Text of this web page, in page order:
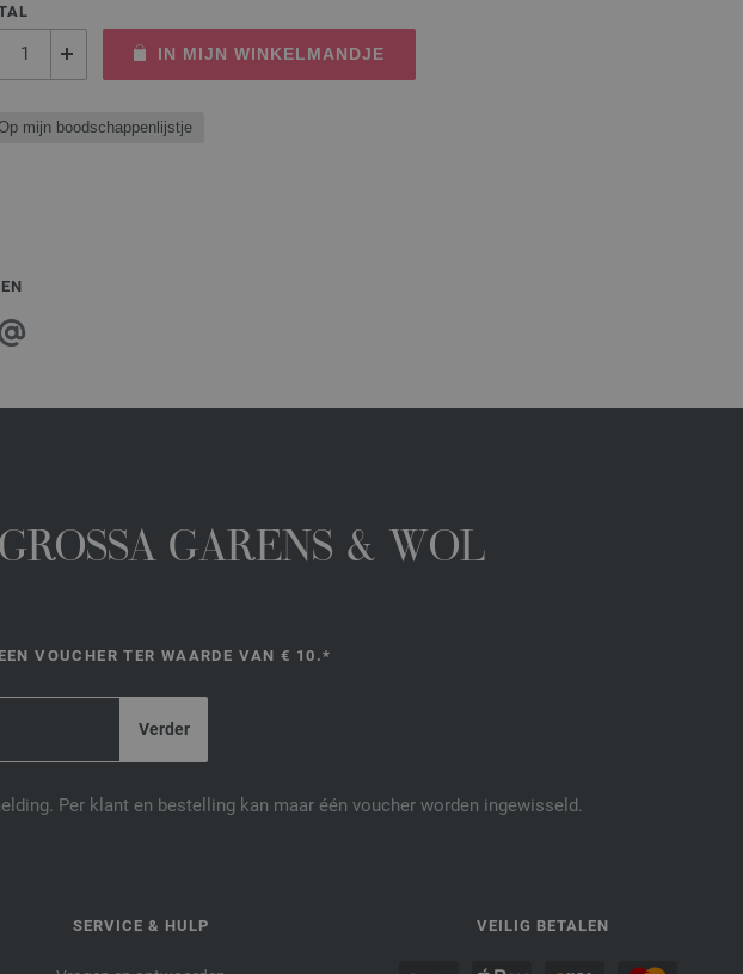
IN MIJN WINKELMANDJE
mijn boodschappenlijstje
GARENS & WOL
VOUCHER TER WAARDE VAN € 10.*
Per klant en bestelling kan maar één voucher worden ingewisseld.
SERVICE & HULP VEILIG BETALEN